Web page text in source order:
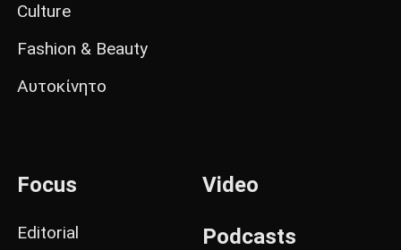
Culture
Fashion & Beauty
Αυτοκίνητο
Focus
Editorial
Video
Podcasts